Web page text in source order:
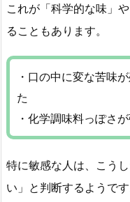
これが「科学的な味」
ることもあります。
・口の中に変な苦味
た
・化学調味料っぽさ
特に敏感な人は、こう
い」と判断するようです